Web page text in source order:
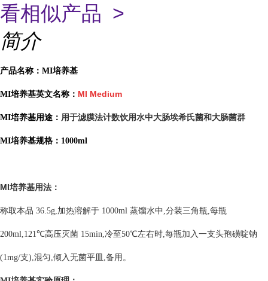
看相似产品 >
简介
产品名称：MI培养基
MI培养基英文名称： MI Medium
MI培养基用途： 用于滤膜法计数饮用水中大肠埃希氏菌和大肠菌群
MI培养基规格：1000ml
MI培养基用法：
称取本品 36.5g,加热溶解于 1000ml 蒸馏水中,分装三角瓶,每瓶
200ml,121℃高压灭菌 15min,冷至50℃左右时,每瓶加入一支头孢磺啶钠
(1mg/支),混匀,倾入无菌平皿,备用。